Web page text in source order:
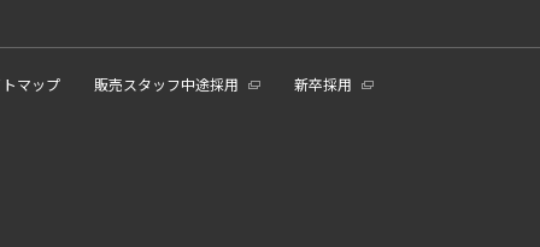
マップ 販売スタッフ中途採用 新卒採用